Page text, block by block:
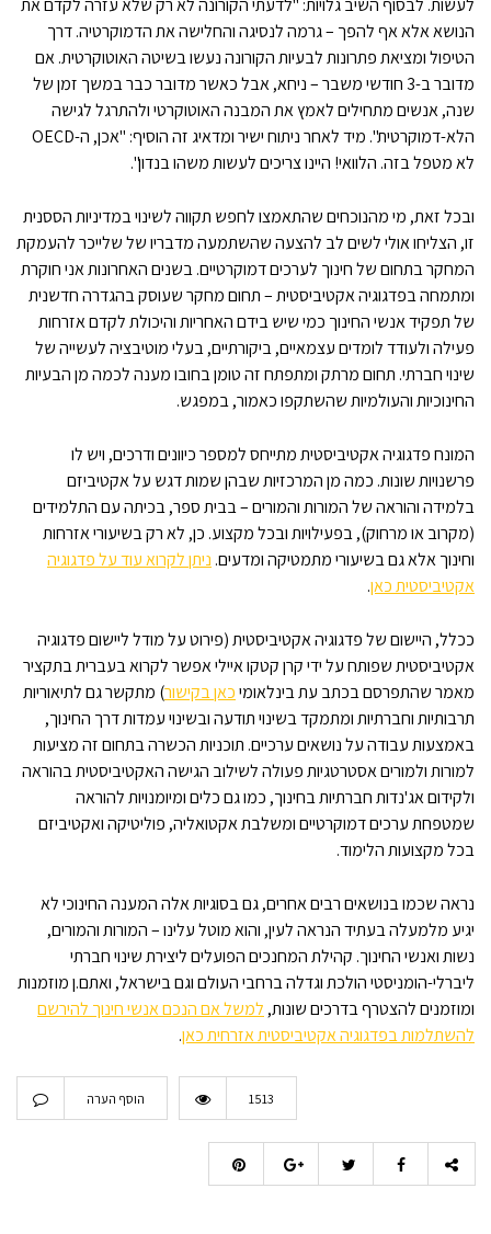
לעשות. לבסוף השיב גלויות: "לדעתי הקורונה לא רק שלא עזרה לקדם את
הנושא אלא אף להפך – גרמה לנסיגה והחלישה את הדמוקרטיה. דרך
הטיפול ומציאת פתרונות לבעיות הקורונה נעשו בשיטה האוטוקרטית. אם
מדובר ב-3 חודשי משבר – ניחא, אבל כאשר מדובר כבר במשך זמן של
שנה, אנשים מתחילים לאמץ את המבנה האוטוקרטי ולהתרגל לגישה
הלא-דמוקרטית". מיד לאחר ניתוח ישיר ומדאיג זה הוסיף: "אכן, ה-OECD
לא מטפל בזה. הלוואי! היינו צריכים לעשות משהו בנדון".
ובכל זאת, מי מהנוכחים שהתאמצו לחפש תקווה לשינוי במדיניות הססנית
זו, הצליחו אולי לשים לב להצעה שהשתמעה מדבריו של שלייכר להעמקת
המחקר בתחום של חינוך לערכים דמוקרטיים. בשנים האחרונות אני חוקרת
ומתמחה בפדגוגיה אקטיביסטית – תחום מחקר שעוסק בהגדרה חדשנית
של תפקיד אנשי החינוך כמי שיש בידם האחריות והיכולת לקדם אזרחות
פעילה ולעודד לומדים עצמאיים, ביקורתיים, בעלי מוטיבציה לעשייה של
שינוי חברתי. תחום מרתק ומתפתח זה טומן בחובו מענה לכמה מן הבעיות
החינוכיות והעולמיות שהשתקפו כאמור, במפגש.
המונח פדגוגיה אקטיביסטית מתייחס למספר כיוונים ודרכים, ויש לו
פרשנויות שונות. כמה מן המרכזיות שבהן שמות דגש על אקטיביזם
בלמידה והוראה של המורות והמורים – בבית ספר, בכיתה עם התלמידים
(מקרוב או מרחוק), בפעילויות ובכל מקצוע. כן, לא רק בשיעורי אזרחות
וחינוך אלא גם בשיעורי מתמטיקה ומדעים. ניתן לקרוא עוד על פדגוגיה
אקטיביסטית כאן.
ככלל, היישום של פדגוגיה אקטיביסטית (פירוט על מודל ליישום פדגוגיה
אקטיביסטית שפותח על ידי קרן קטקו איילי אפשר לקרוא בעברית בתקציר
מאמר שהתפרסם בכתב עת בינלאומיכאן בקישור) מתקשר גם לתיאוריות
תרבותיות וחברתיות ומתמקד בשינוי תודעה ובשינוי עמדות דרך החינוך,
באמצעות עבודה על נושאים ערכיים. תוכניות הכשרה בתחום זה מציעות
למורות ולמורים אסטרטגיות פעולה לשילוב הגישה האקטיביסטית בהוראה
ולקידום אג'נדות חברתיות בחינוך, כמו גם כלים ומיומנויות להוראה
שמטפחת ערכים דמוקרטיים ומשלבת אקטואליה, פוליטיקה ואקטיביזם
בכל מקצועות הלימוד.
נראה שכמו בנושאים רבים אחרים, גם בסוגיות אלה המענה החינוכי לא
יגיע מלמעלה בעתיד הנראה לעין, והוא מוטל עלינו – המורות והמורים,
נשות ואנשי החינוך. קהילת המחנכים הפועלים ליצירת שינוי חברתי
ליברלי-הומניסטי הולכת וגדלה ברחבי העולם וגם בישראל, ואתם.ן מוזמנות
ומוזמנים להצטרף בדרכים שונות, למשל אם הנכם אנשי חינוך להירשם
להשתלמות בפדגוגיה אקטיביסטית אזרחית כאן.
הוסף הערה 1513